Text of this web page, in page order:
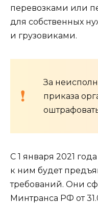
перевозками или
для собственных
и грузовиками.
За
приказа
С 1 января 2021
к ним будет
требований. Они
Минтранса РФ от